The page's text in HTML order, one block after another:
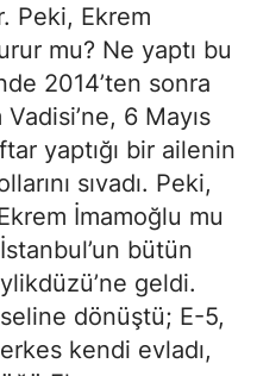
Peki, Ekrem
mu? Ne yaptı bu
2014’ten sonra
6 Mayıs
yaptığı bir ailenin
sıvadı. Peki,
İmamoğlu mu
bütün
geldi.
dönüştü; E-5,
kendi evladı,